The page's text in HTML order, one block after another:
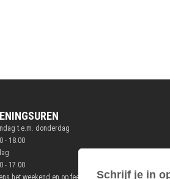
t.e.m. donderdag
- 18.00
- 17.00
het weekend en op feestdagen gesloten